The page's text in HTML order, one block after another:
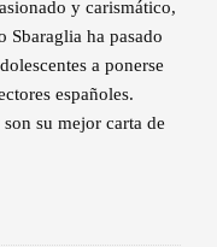
y carismático,
Sbaraglia ha pasado
a ponerse
españoles.
su mejor carta de